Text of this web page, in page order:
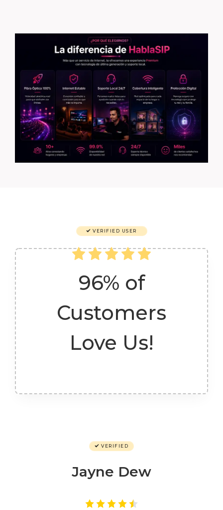
VERIFIED USER
96% of
Customers
Love Us!
VERIFIED
Jayne Dew